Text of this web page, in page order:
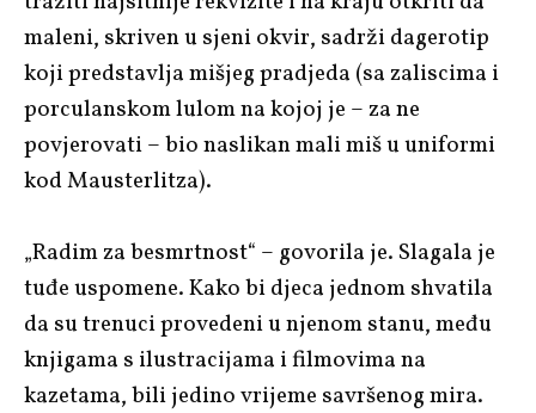
maleni, skriven u sjeni okvir, sadrži dagerotip
koji predstavlja mišjeg pradjeda (sa zaliscima i
porculanskom lulom na kojoj je – za ne
povjerovati – bio naslikan mali miš u uniformi
kod Mausterlitza).
„Radim za besmrtnost“ – govorila je. Slagala je
tuđe uspomene. Kako bi djeca jednom shvatila
da su trenuci provedeni u njenom stanu, među
knjigama s ilustracijama i filmovima na
kazetama, bili jedino vrijeme savršenog mira.